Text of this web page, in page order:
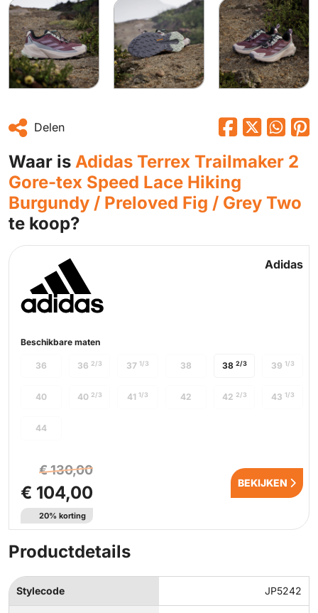
Delen
Waar is Adidas Terrex Trailmaker 2
Gore-tex Speed Lace Hiking
Burgundy / Preloved Fig / Grey Two
te koop?
Adidas
Beschikbare maten
38 2/3
36 36 2/3 37 1/3 38 39 1/3
40 40 2/3 41 1/3 42 42 2/3 43 1/3
44
€ 130,00
€ 104,00
20% korting
BEKIJKEN
Productdetails
Stylecode JP5242